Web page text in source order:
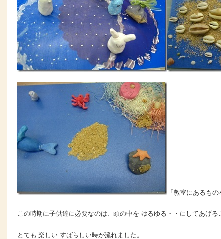
「教室にあるも
この時期に子供達に必要なのは、頭の中を ゆるゆる・・にしてあげる
とても 楽しい すばらしい時が流れました。